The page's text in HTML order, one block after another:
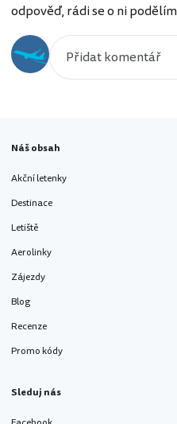
odpověď, rádi se o ni
Náš obsah
Akční letenky
Destinace
Letiště
Aerolinky
Zájezdy
Blog
Recenze
Promo kódy
Sleduj nás